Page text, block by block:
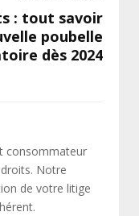
: tout savoir
poubelle
dès 2024
consommateur
Notre
de votre litige